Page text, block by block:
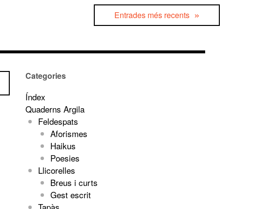
Entrades més recents
Categories
Índex
Quaderns Argila
Feldespats
Aforismes
Haikus
Poesies
Llicorelles
Breus i curts
Gest escrit